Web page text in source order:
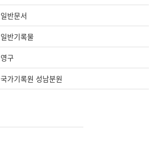
일반문서
일반기록물
영구
국가기록원 성남분원